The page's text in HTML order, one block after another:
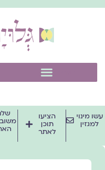
לתוכן
עשו מינוי
למגזין
הציעו
תוכן
לאתר